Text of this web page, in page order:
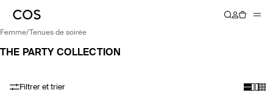
femme/ tenues de soirée
THE PARTY COLLECTION
Filtrer et trier